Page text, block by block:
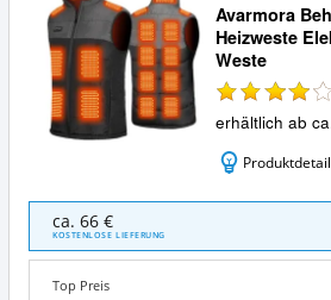
Avarmora
Heizweste
Weste
erhältlich ab
Avarmora
Beheizbare
Weste
Heizweste
ca. 66 €
KOSTENLOSE LIEFERUNG
Top Preis